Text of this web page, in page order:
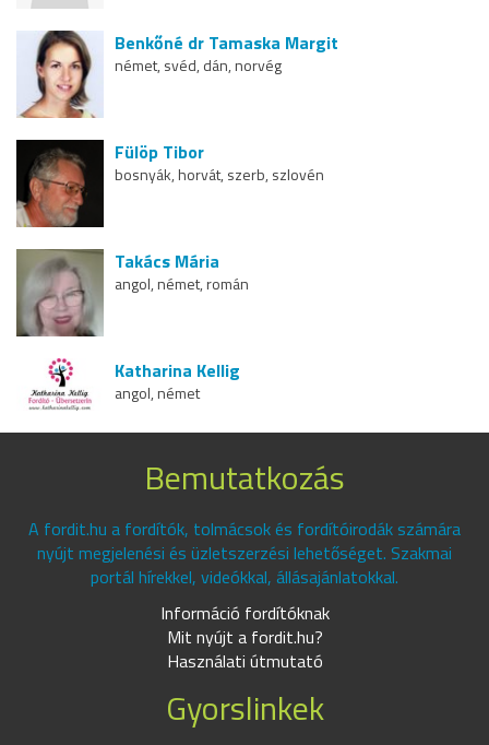
Benkőné dr Tamaska Margit
német, svéd, dán, norvég
Fülöp Tibor
bosnyák, horvát, szerb, szlovén
Takács Mária
angol, német, román
Katharina Kellig
angol, német
Bemutatkozás
A fordit.hu a fordítók, tolmácsok és fordítóirodák számára
nyújt megjelenési és üzletszerzési lehetőséget. Szakmai
portál hírekkel, videókkal, állásajánlatokkal.
Információ fordítóknak
Mit nyújt a fordit.hu?
Használati útmutató
Gyorslinkek